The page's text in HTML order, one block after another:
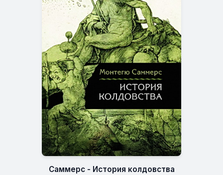
Саммерс - История колдовства